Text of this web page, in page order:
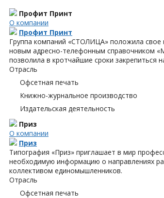
Профит Принт
О компании
Профит Принт
Группа компаний «СТОЛИЦА» положила свое
новым адресно-телефонным справочником
позволила в кротчайшие сроки закрепиться
Отрасль
Офсетная печать
Книжно-журнальное производство
Издательская деятельность
Приз
О компании
Приз
Типография «Приз» приглашает в мир
необходимую информацию о направлениях
коллективом единомышленников.
Отрасль
Офсетная печать